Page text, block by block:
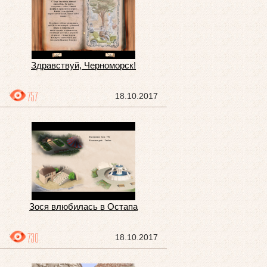
Здравствуй, Черноморск!
18.10.2017
757
Зося влюбилась в Остапа
18.10.2017
730